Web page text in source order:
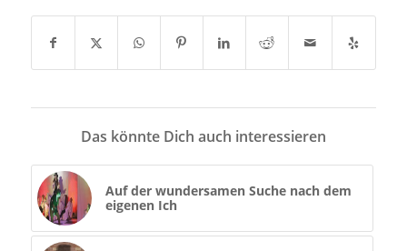
Das könnte Dich auch interessieren
Auf der wundersamen Suche nach dem
eigenen Ich